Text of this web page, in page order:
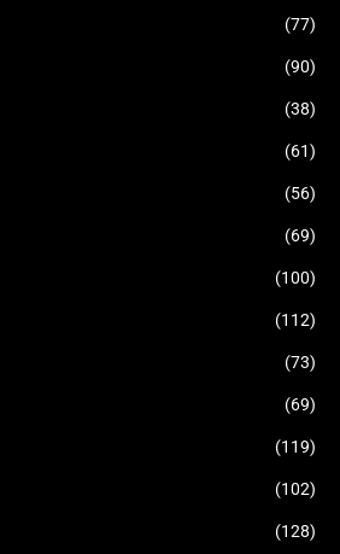
(77)
(90)
(38)
(61)
(56)
(69)
(100)
(112)
(73)
(69)
(119)
(102)
(128)